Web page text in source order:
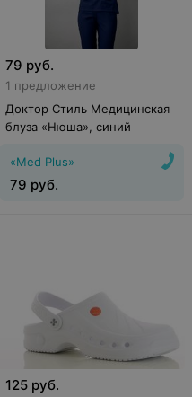
79 руб.
1 предложение
Доктор Стиль Медицинская
блуза «Нюша», синий
«Med Plus»
79 руб.
125 руб.